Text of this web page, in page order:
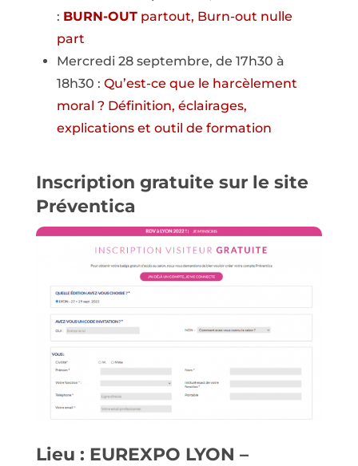
: BURN-OUTpartout, Burn-out nulle
part
Mercredi 28 septembre, de 17h30 à
18h30 : Qu’est-ce que le harcèlement
moral ? Définition, éclairages,
explications et outil de formation
Inscription gratuite sur le site
Préventica
Lieu : EUREXPO LYON –